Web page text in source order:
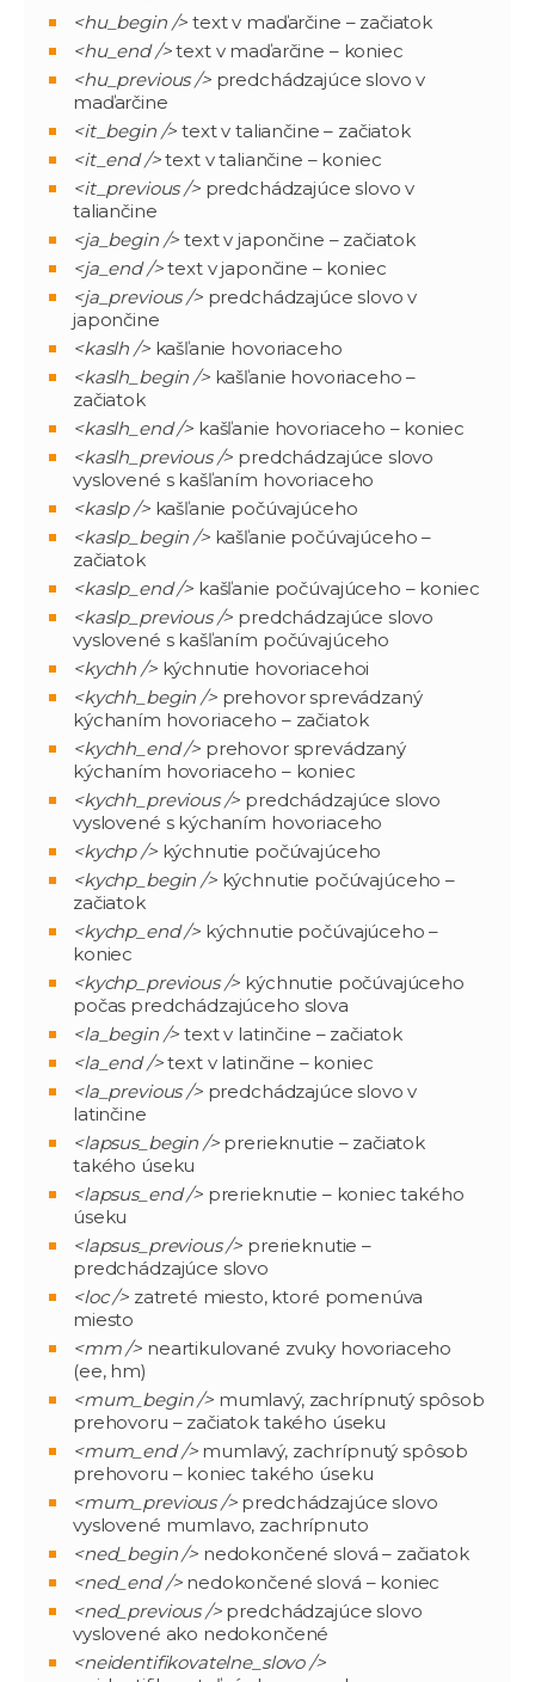
<hu_begin /> text v maďarčine – začiatok
<hu_end />text v maďarčine – koniec
<hu_previous />predchádzajúce slovo v
maďarčine
<it_begin /> text v taliančine – začiatok
<it_end />text v taliančine – koniec
<it_previous />predchádzajúce slovo v
taliančine
<ja_begin /> text v japončine – začiatok
<ja_end />text v japončine – koniec
<ja_previous />predchádzajúce slovo v
japončine
<kaslh />kašľanie hovoriaceho
<kaslh_begin />kašľanie hovoriaceho –
začiatok
<kaslh_end /> kašľanie hovoriaceho – koniec
<kaslh_previous /> predchádzajúce slovo
vyslovené s kašľaním hovoriaceho
<kaslp />kašľanie počúvajúceho
<kaslp_begin />kašľanie počúvajúceho –
začiatok
<kaslp_end /> kašľanie počúvajúceho – koniec
<kaslp_previous /> predchádzajúce slovo
vyslovené s kašľaním počúvajúceho
<kychh />kýchnutie hovoriacehoi
<kychh_begin />prehovor sprevádzaný
kýchaním hovoriaceho – začiatok
<kychh_end /> prehovor sprevádzaný
kýchaním hovoriaceho – koniec
<kychh_previous /> predchádzajúce slovo
vyslovené s kýchaním hovoriaceho
<kychp />kýchnutie počúvajúceho
<kychp_begin />kýchnutie počúvajúceho –
začiatok
<kychp_end /> kýchnutie počúvajúceho –
koniec
<kychp_previous /> kýchnutie počúvajúceho
počas predchádzajúceho slova
<la_begin /> text v latinčine – začiatok
<la_end />text v latinčine – koniec
<la_previous />predchádzajúce slovo v
latinčine
<lapsus_begin />prerieknutie – začiatok
takého úseku
<lapsus_end />prerieknutie – koniec takého
úseku
<lapsus_previous /> prerieknutie –
predchádzajúce slovo
<loc />zatreté miesto, ktoré pomenúva
miesto
<mm /> neartikulované zvuky hovoriaceho
(ee, hm)
<mum_begin /> mumlavý, zachrípnutý spôsob
prehovoru – začiatok takého úseku
<mum_end />mumlavý, zachrípnutý spôsob
prehovoru – koniec takého úseku
<mum_previous />predchádzajúce slovo
vyslovené mumlavo, zachrípnuto
<ned_begin /> nedokončené slová – začiatok
<ned_end />nedokončené slová – koniec
<ned_previous />predchádzajúce slovo
vyslovené ako nedokončené
<neidentifikovatelne_slovo />